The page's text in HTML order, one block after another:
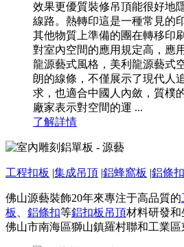
效果更優質裝修吊頂能很好地
線路。熱轉印這是一種常見的
其他物質上準備的團在轉移印
對室內空間的應用規定高，應
龍源藝式風格，美利龍源藝式
朗的線條，不僅展示了現代人
求，也適合中國人內斂，質樸
廠家表示對空間的運 ...
了解詳情
工程扣板 |集成吊頂 |鋁蜂窩板 |鋁條扣
佛山源藝裝飾20年來專注于高品質的
板
鋁條扣等鋁扣板吊頂材料研發和
佛山市南海區獅山鎮羅村聯和工業區